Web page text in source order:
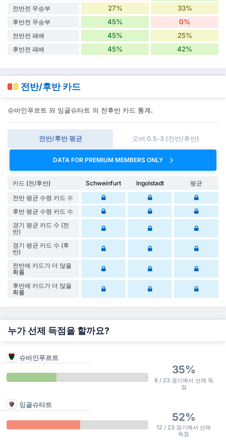
전반전 무승부 27% 33%
후반전 무승부 45% 0%
전반전 패배 45% 25%
후반전 패배 45% 42%
전반/후반 카드
슈바인푸르트 와 잉골슈타트 의 전후반 카드 통계.
전반/후반 평균 오버 0.5-3 (전반/후반)
DATA FOR PREMIUM MEMBERS ONLY
카드 (전/후반) Schweinfurt Ingolstadt
평균
전반 평균 수령 카드 수
후반 평균 수령 카드 수
경기 평균 카드 수 (전
반)
경기 평균 카드 수 (후
반)
전반에 카드가 더 많을
확률
후반에 카드가 더 많을
확률
누가 선제 득점을 할까요?
슈바인푸르트
35%
8 / 23 경기에서 선제 득
점
잉골슈타트
52%
12 / 23 경기에서 선제
득점